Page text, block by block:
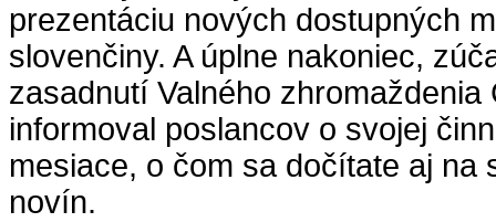
prezentáciu nových dostupných
slovenčiny. A úplne nakoniec,
zasadnutí Valného zhromaždenia
informoval poslancov o svojej
mesiace, o čom sa dočítate aj na
novín.